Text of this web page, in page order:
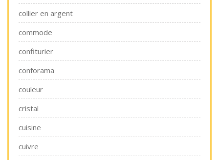
collier en argent
commode
confiturier
conforama
couleur
cristal
cuisine
cuivre